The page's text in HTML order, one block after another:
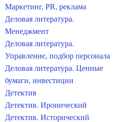
Маркетинг, PR, реклама
Деловая литература.
Менеджмент
Деловая литература.
Управление, подбор персонала
Деловая литература. Ценные
бумаги, инвестиции
Детектив
Детектив. Иронический
Детектив. Исторический